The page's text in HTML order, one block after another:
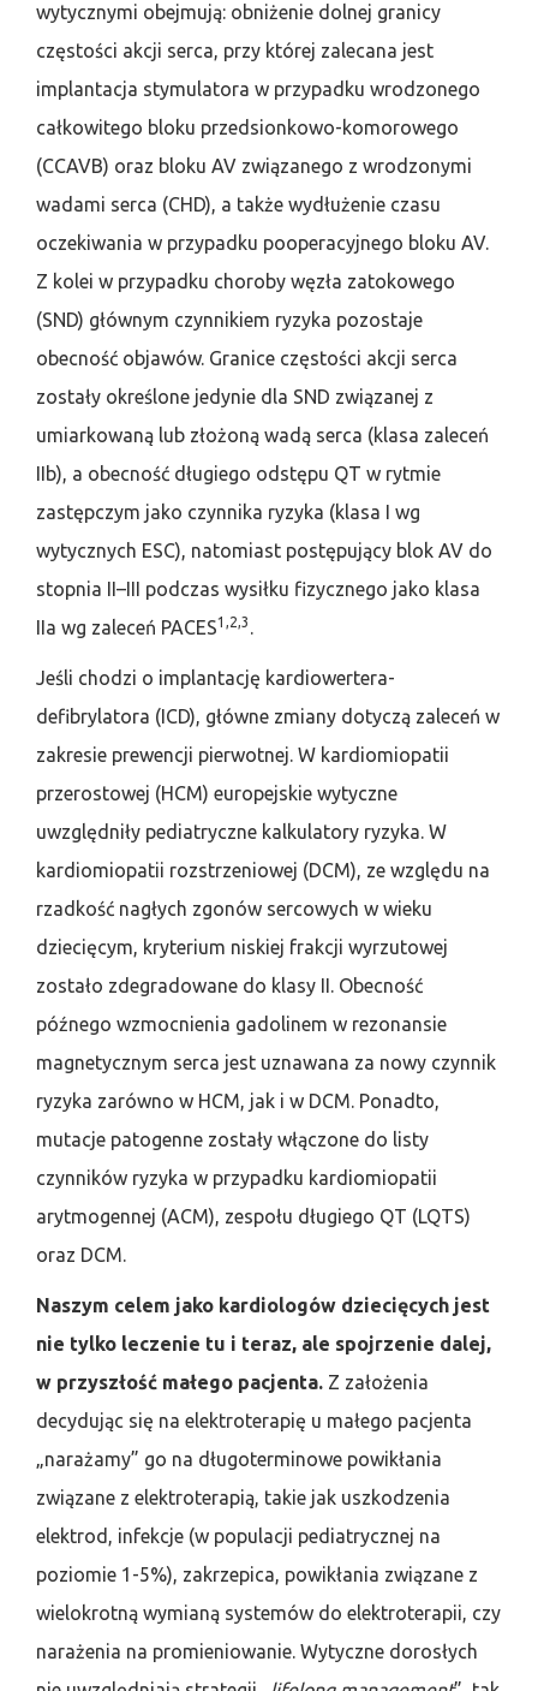
wytycznymi obejmują: obniżenie dolnej granicy
częstości akcji serca, przy której zalecana jest
implantacja stymulatora w przypadku wrodzonego
całkowitego bloku przedsionkowo-komorowego
(CCAVB) oraz bloku AV związanego z wrodzonymi
wadami serca (CHD), a także wydłużenie czasu
oczekiwania w przypadku pooperacyjnego bloku AV.
Z kolei w przypadku choroby węzła zatokowego
(SND) głównym czynnikiem ryzyka pozostaje
obecność objawów. Granice częstości akcji serca
zostały określone jedynie dla SND związanej z
umiarkowaną lub złożoną wadą serca (klasa zaleceń
IIb), a obecność długiego odstępu QT w rytmie
zastępczym jako czynnika ryzyka (klasa I wg
wytycznych ESC), natomiast postępujący blok AV do
stopnia II–III podczas wysiłku fizycznego jako klasa
IIa wg zaleceń PACES1,2,3 .
Jeśli chodzi o implantację kardiowertera-
defibrylatora (ICD), główne zmiany dotyczą zaleceń w
zakresie prewencji pierwotnej. W kardiomiopatii
przerostowej (HCM) europejskie wytyczne
uwzględniły pediatryczne kalkulatory ryzyka. W
kardiomiopatii rozstrzeniowej (DCM), ze względu na
rzadkość nagłych zgonów sercowych w wieku
dziecięcym, kryterium niskiej frakcji wyrzutowej
zostało zdegradowane do klasy II. Obecność
późnego wzmocnienia gadolinem w rezonansie
magnetycznym serca jest uznawana za nowy czynnik
ryzyka zarówno w HCM, jak i w DCM. Ponadto,
mutacje patogenne zostały włączone do listy
czynników ryzyka w przypadku kardiomiopatii
arytmogennej (ACM), zespołu długiego QT (LQTS)
oraz DCM.
Naszym celem jako kardiologów dziecięcych jest
nie tylko leczenie tu i teraz, ale spojrzenie dalej,
w przyszłość małego pacjenta. Z założenia
decydując się na elektroterapię u małego pacjenta
„narażamy” go na długoterminowe powikłania
związane z elektroterapią, takie jak uszkodzenia
elektrod, infekcje (w populacji pediatrycznej na
poziomie 1-5%), zakrzepica, powikłania związane z
wielokrotną wymianą systemów do elektroterapii, czy
narażenia na promieniowanie. Wytyczne dorosłych